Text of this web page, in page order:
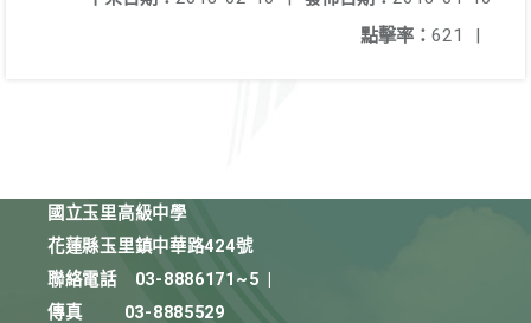
點擊率： 621 |
國立玉里高級中學
花蓮縣玉里鎮中華路424號
聯絡電話
03-8886171~5
傳真
03-8885529